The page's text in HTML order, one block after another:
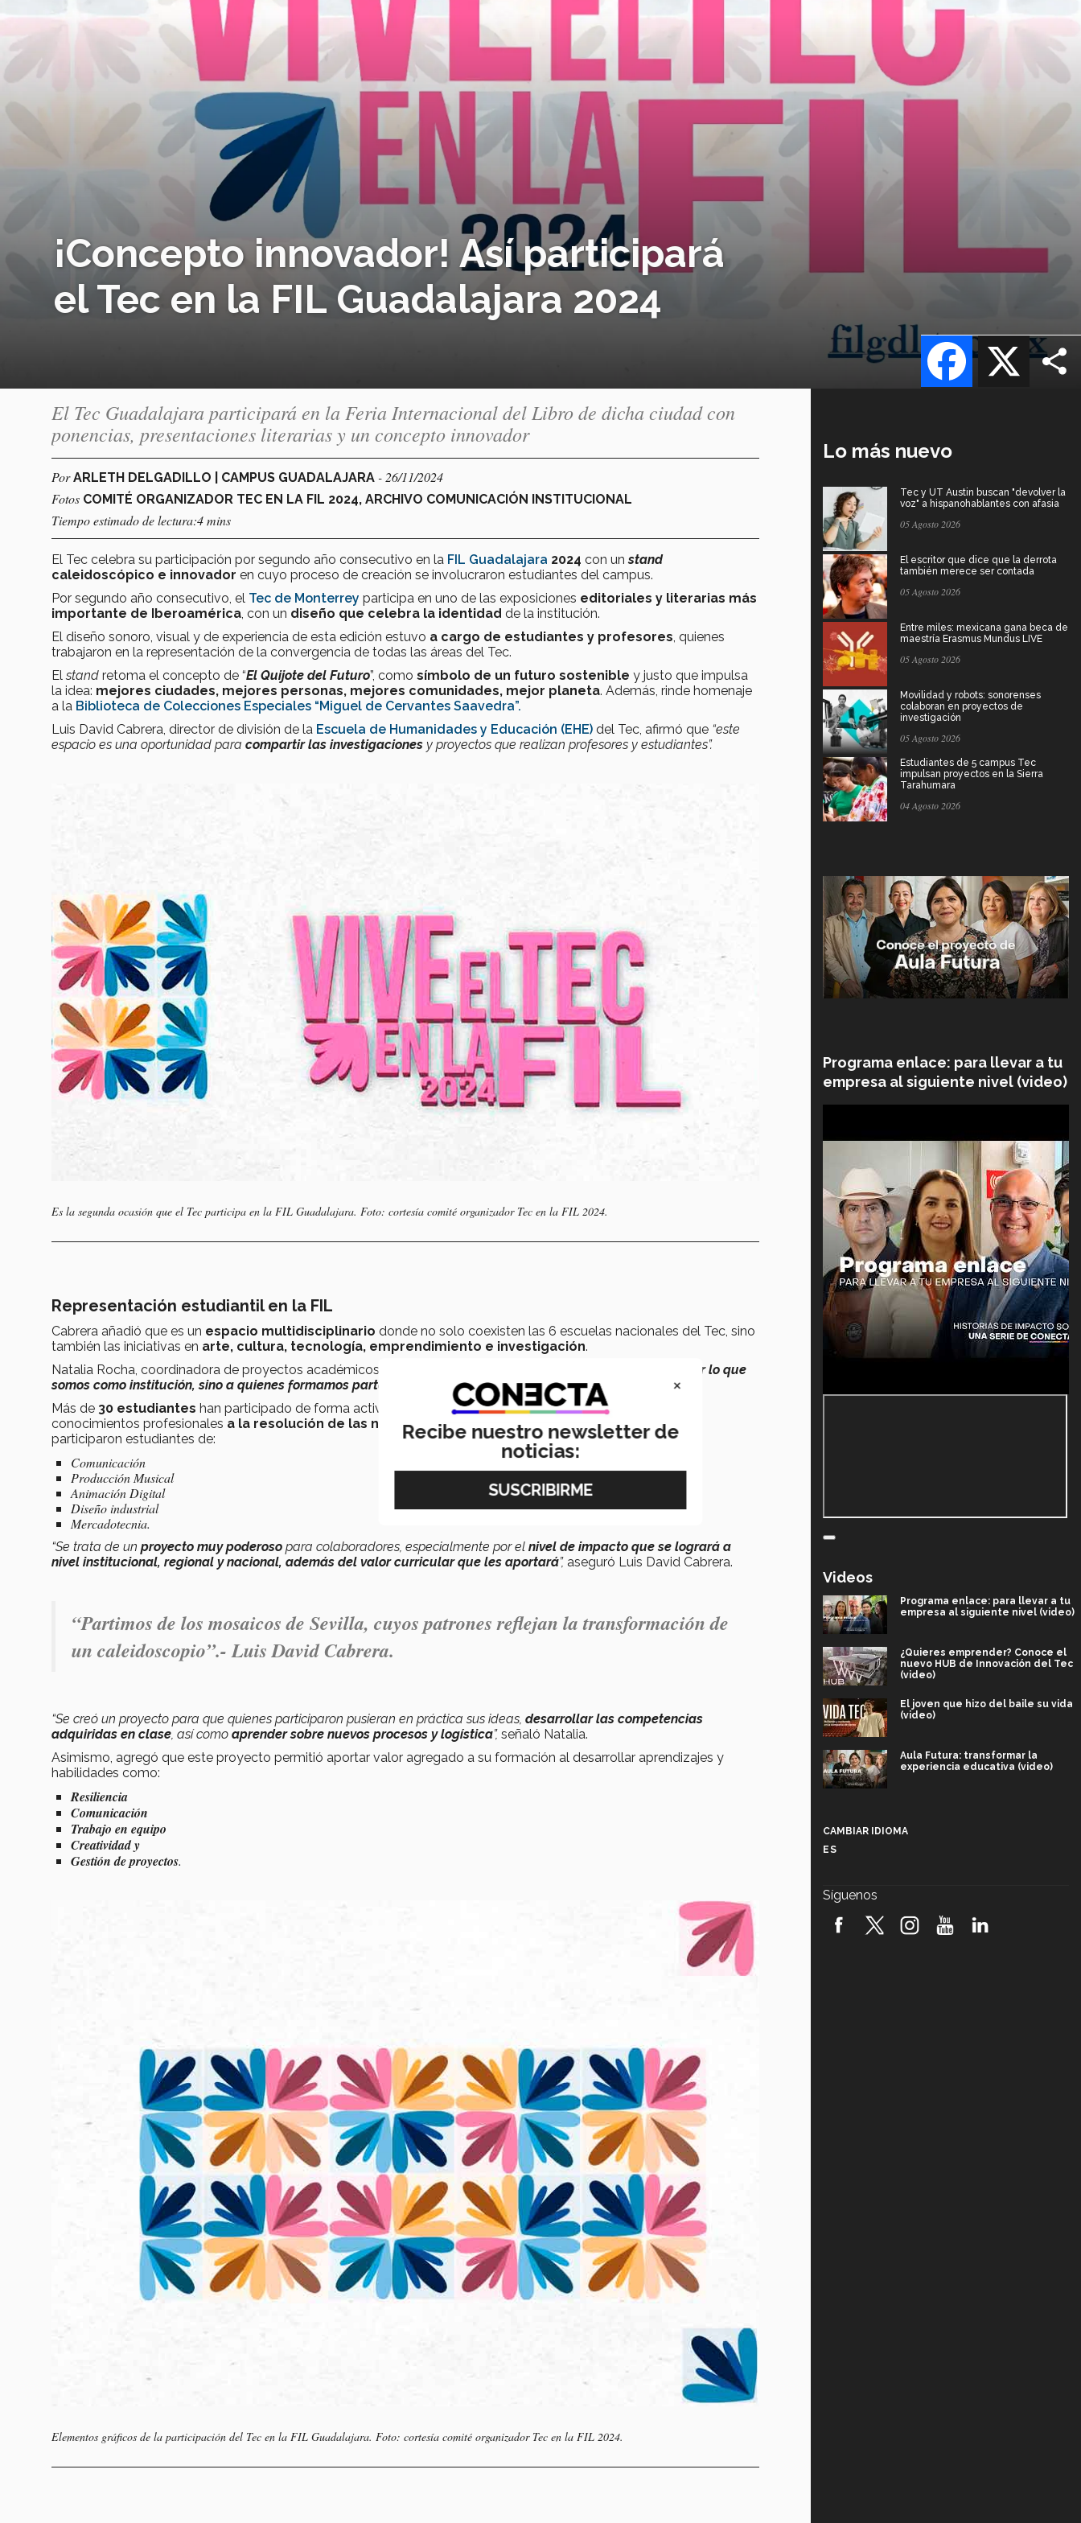
¡Concepto innovador! Así participará
el Tec en la FIL Guadalajara 2024
X
Facebook
El Tec Guadalajara participará en la Feria Internacional del Libro de dicha ciudad con
ponencias, presentaciones literarias y un concepto innovador
PorARLETH DELGADILLO | CAMPUS GUADALAJARA - 26/11/2024
Fotos COMITÉ ORGANIZADOR TEC EN LA FIL 2024, ARCHIVO COMUNICACIÓN INSTITUCIONAL
Tiempo estimado de lectura:4 mins
El Tec celebra su participación por segundo año consecutivo en la FIL Guadalajara 2024 con unstand
caleidoscópico e innovador en cuyo proceso de creación se involucraron estudiantes del campus.
Por segundo año consecutivo, el Tec de Monterrey participa en uno de las exposiciones editoriales y literarias más
importante de Iberoamérica , con un diseño que celebra la identidad de la institución.
El diseño sonoro, visual y de experiencia de esta edición estuvo a cargo de estudiantes y profesores , quienes
trabajaron en la representación de la convergencia de todas las áreas del Tec.
Elstand retoma el concepto de “El Quijote del Futuro”, como símbolo de un futuro sostenible y justo que impulsa
la idea: mejores ciudades, mejores personas, mejores comunidades, mejor planeta. Además, rinde homenaje
a la Biblioteca de Colecciones Especiales “Miguel de Cervantes Saavedra”.
Luis David Cabrera, director de división de la Escuela de Humanidades y Educación (EHE) del Tec, afirmó que “este
espacio es una oportunidad para compartir las investigaciones y proyectos que realizan profesores y estudiantes”.
Es la segunda ocasión que el Tec participa en la FIL Guadalajara. Foto: cortesía comité organizador Tec en la FIL 2024.
Representación estudiantil en la FIL
Cabrera añadió que es un espacio multidisciplinario donde no solo coexisten las 6 escuelas nacionales del Tec, sino
también las iniciativas en arte, cultura, tecnología, emprendimiento e investigación.
Natalia Rocha, coordinadora de proyectos académicos de la EHE, señaló que
destacar lo que
somos como institución, sino a quienes formamos parte de ella y lo que podemos hacer”.
Más de 30 estudiantes han participado de forma activa en el diseño y preparación delstand, al aplicar sus
conocimientos profesionales a la resolución de las necesidades del mismo
Natalia Rocha, destacó que
participaron estudiantes de:
Comunicación
Producción Musical
Animación Digital
Diseño industrial
Mercadotecnia.
“Se trata de un proyecto muy poderoso para colaboradores, especialmente por el nivel de impacto que se logrará a
nivel institucional, regional y nacional, además del valor curricular que les aportará”, aseguró Luis David Cabrera.
“Partimos de los mosaicos de Sevilla, cuyos patrones reflejan la transformación de
un caleidoscopio”.- Luis David Cabrera.
“Se creó un proyecto para que quienes participaron pusieran en práctica sus ideas, desarrollar las competencias
adquiridas en clase, así como aprender sobre nuevos procesos y logística”, señaló Natalia.
Asimismo, agregó que este proyecto permitió aportar valor agregado a su formación al desarrollar aprendizajes y
habilidades como:
Resiliencia
Comunicación
Trabajo en equipo
Creatividad y
Gestión de proyectos.
Elementos gráficos de la participación del Tec en la FIL Guadalajara. Foto: cortesía comité organizador Tec en la FIL 2024.
Lo más nuevo
Tec y UT Austin buscan "devolver la
voz" a hispanohablantes con afasia
05 Agosto 2026
El escritor que dice que la derrota
también merece ser contada
05 Agosto 2026
Entre miles: mexicana gana beca de
maestría Erasmus Mundus LIVE
05 Agosto 2026
Movilidad y robots: sonorenses
colaboran en proyectos de
investigación
05 Agosto 2026
Estudiantes de 5 campus Tec
impulsan proyectos en la Sierra
Tarahumara
04 Agosto 2026
Programa enlace: para llevar a tu
empresa al siguiente nivel (video)
Videos
Programa enlace: para llevar a tu
empresa al siguiente nivel (video)
¿Quieres emprender? Conoce el
nuevo HUB de Innovación del Tec
(video)
El joven que hizo del baile su vida
(video)
Aula Futura: transformar la
experiencia educativa (video)
robótica FIRST 2026! (video)
CAMBIAR IDIOMA
ES
Síguenos
×
Recibe nuestro newsletter de
noticias: